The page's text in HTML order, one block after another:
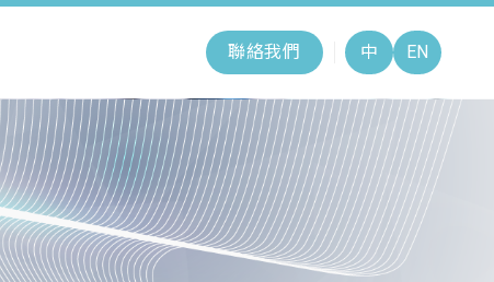
聯絡我們 中 EN